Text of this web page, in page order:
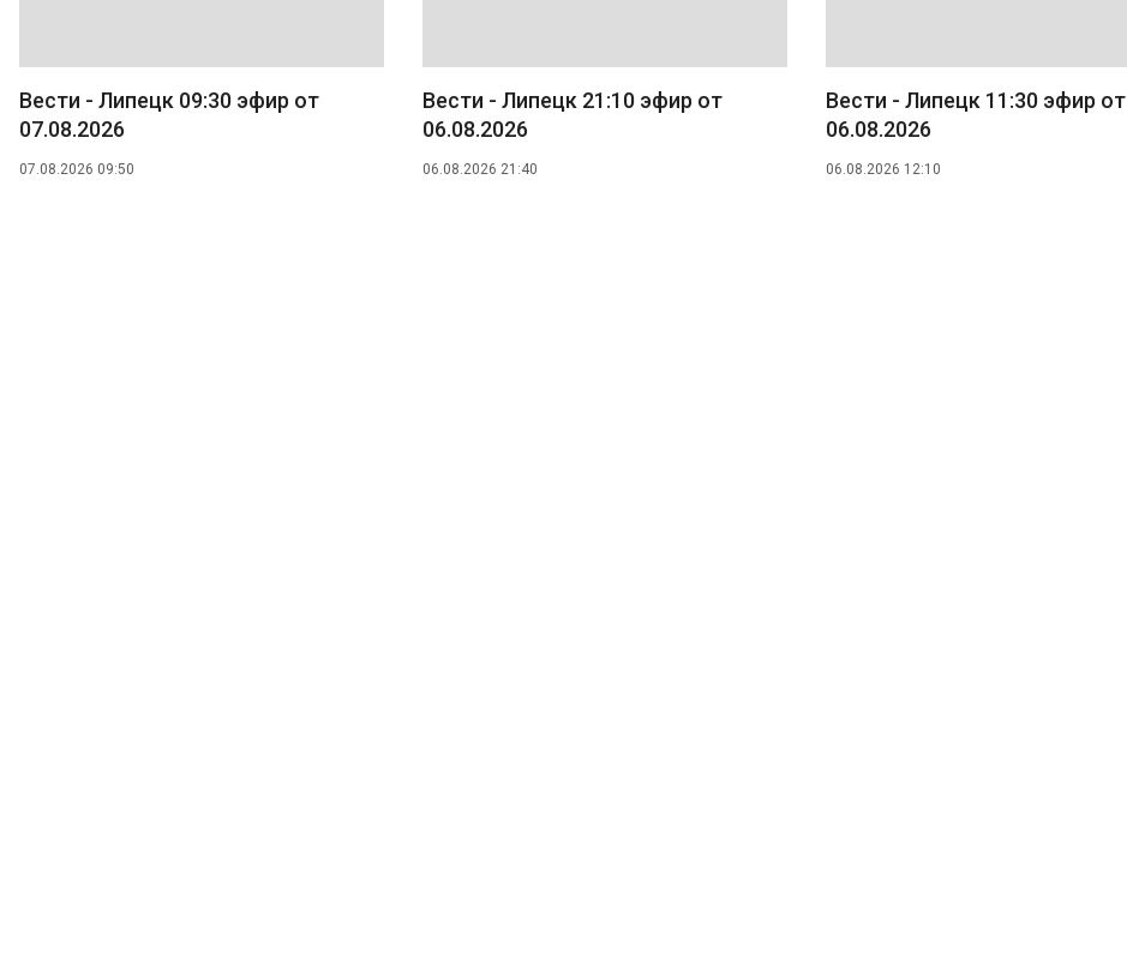
Вести - Липецк 09:30 эфир от
07.08.2026
07.08.2026 09:50
Вести - Липецк 21:10 эфир от
06.08.2026
06.08.2026 21:40
Вести - Липецк 11:30 эфир от
06.08.2026
06.08.2026 12:10